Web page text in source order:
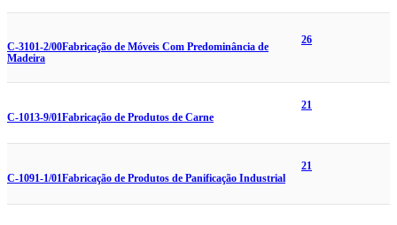
C-3101-2/00Fabricação de Móveis Com Predominância de
Madeira
26
C-1013-9/01Fabricação de Produtos de Carne
21
C-1091-1/01Fabricação de Produtos de Panificação Industrial
21